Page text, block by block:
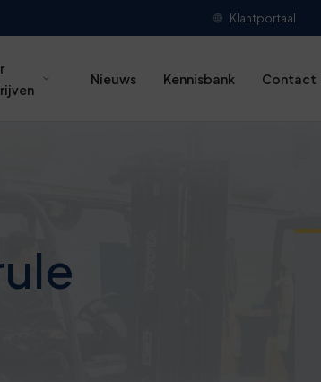
Klantportaal
Nieuws Kennisbank Contact